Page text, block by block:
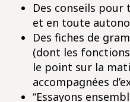
Des conseils pour
et en toute
Des fiches de
(dont les
le point sur la
accompagnées
“Essayons